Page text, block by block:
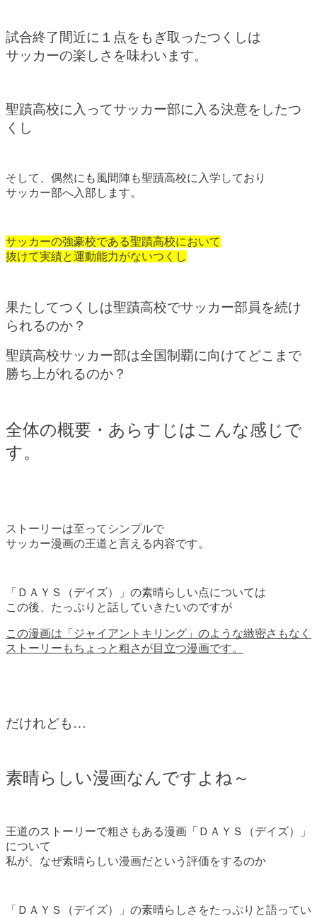
試合終了間近に１点をもぎ取ったつくしは
サッカーの楽しさを味わいます。
聖蹟高校に入ってサッカー部に入る決意をしたつ
くし
そして、偶然にも風間陣も聖蹟高校に入学しており
サッカー部へ入部します。
サッカーの強豪校である聖蹟高校において
抜けて実績と運動能力がないつくし
果たしてつくしは聖蹟高校でサッカー部員を続け
られるのか？
聖蹟高校サッカー部は全国制覇に向けてどこまで
勝ち上がれるのか？
全体の概要・あらすじはこんな感じで
す。
ストーリーは至ってシンプルで
サッカー漫画の王道と言える内容です。
「ＤＡＹＳ（デイズ）」の素晴らしい点については
この後、たっぷりと話していきたいのですが
この漫画は「ジャイアントキリング」のような緻密さもなく
ストーリーもちょっと粗さが目立つ漫画です。
だけれども…
素晴らしい漫画なんですよね～
王道のストーリーで粗さもある漫画「ＤＡＹＳ（デイズ）」
について
私が、なぜ素晴らしい漫画だという評価をするのか
「ＤＡＹＳ（デイズ）」の素晴らしさをたっぷりと語ってい